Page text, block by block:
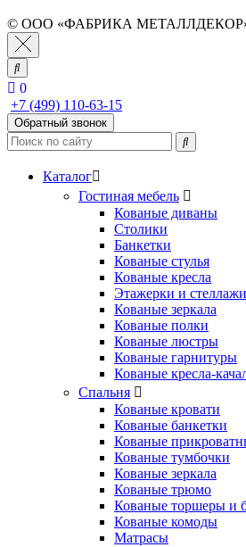
© ООО «ФАБРИКА МЕТАЛЛДЕКОР»,
0
+7 (499) 110-63-15
Обратный звонок
Каталог
Гостиная мебель
Кованые диваны
Столики
Банкетки
Кованые стулья
Кованые кресла
Этажерки и стеллажи
Кованые зеркала
Кованые полки
Кованые люстры
Кованые гарнитуры
Кованые кресла-
Спальня
Кованые кровати
Кованые банкетки
Кованые
Кованые тумбочки
Кованые зеркала
Кованые трюмо
Кованые торшеры и
Кованые комоды
Матрасы